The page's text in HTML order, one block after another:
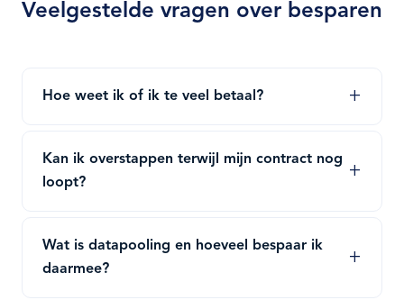
Veelgestelde vragen over besparen
Hoe weet ik of ik te veel betaal?
Kan ik overstappen terwijl mijn contract nog
loopt?
Wat is datapooling en hoeveel bespaar ik
daarmee?